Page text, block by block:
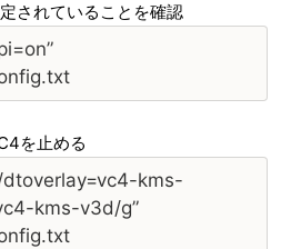
されていることを確認
を止める
kms-
kms-v3d/g”